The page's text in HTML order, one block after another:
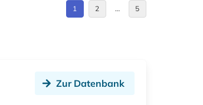
1 2 … 5
Zur Datenbank